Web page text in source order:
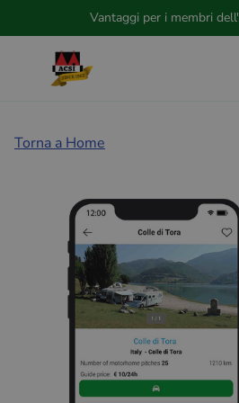
Vantaggi per i membri
Torna a Home